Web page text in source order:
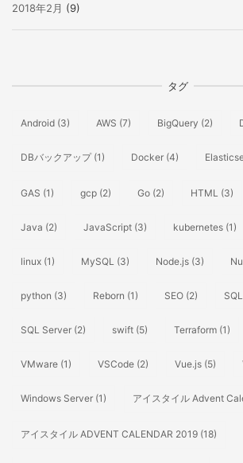
2018年2月 (9)
タグ
Android (3) AWS (7) BigQuery (2)
DBバックアップ(1) Docker (4)
GAS (1) gcp (2) Go (2) HTML (3)
Java (2) JavaScript (3) kubernetes (1)
linux (1) MySQL (3) Node.js (3)
python (3) Reborn (1) SEO (2) SQL
SQL Server (2) swift (5) Terraform (1)
VMware (1) VSCode (2) Vue.js (5)
Windows Server (1) アイスタイル Advent
アイスタイル ADVENT CALENDAR 2019 (18)